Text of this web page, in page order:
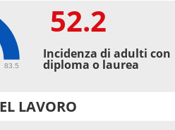
83.5
52.2
Incidenza di adulti con
diploma o laurea
LAVORO